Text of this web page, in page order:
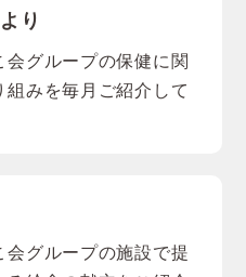
り
会グループの保健に関
組みを毎月ご紹介して
会グループの施設で提